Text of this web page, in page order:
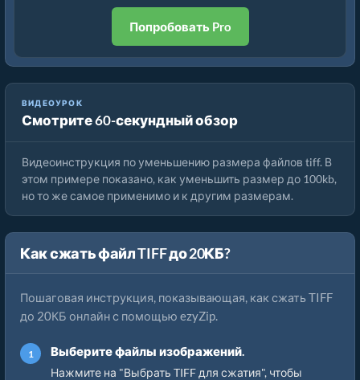
Попробовать Pro
ВИДЕОУРОК
Смотрите 60-секундный обзор
Как Уменьшить Размер Изображений Онлайн
Видеоинструкция по уменьшению размера файлов tiff. В
этом примере показано, как уменьшить размер до 100kb,
но то же самое применимо и к другим размерам.
Как сжать файл TIFF до 20КБ?
Пошаговая инструкция, показывающая, как сжать TIFF
до 20КБ онлайн с помощью ezyZip.
Выберите файлы изображений.
Нажмите на "Выбрать TIFF для сжатия", чтобы